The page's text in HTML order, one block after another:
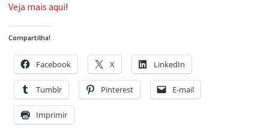
Veja mais aqui!
Compartilha!
Facebook X LinkedIn
Tumblr Pinterest E-mail
Imprimir